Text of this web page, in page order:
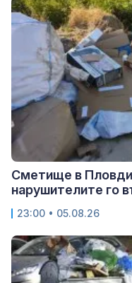
Сметище в
нарушителите го
23:00 • 05.08.26